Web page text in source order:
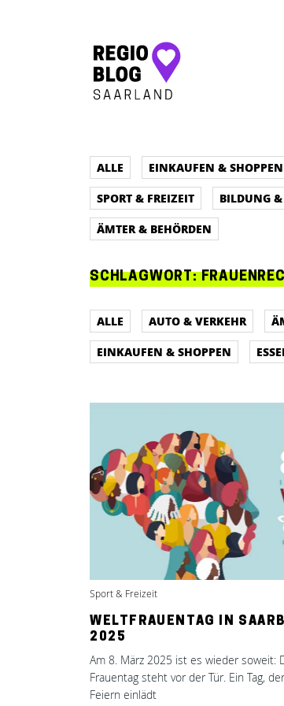
Hauptnavigation
ALLE EINKAUFEN & SHOPPEN
SPORT & FREIZEIT
BILDUNG
ÄMTER & BEHÖRDEN
SCHLAGWORT:
ALLE AUTO & VERKEHR
EINKAUFEN & SHOPPEN
Sport & Freizeit
WELTFRAUENTAG IN
2025
Am 8. März 2025 ist es wieder soweit:
Frauentag steht vor der Tür. Ein Tag,
Feiern einlädt